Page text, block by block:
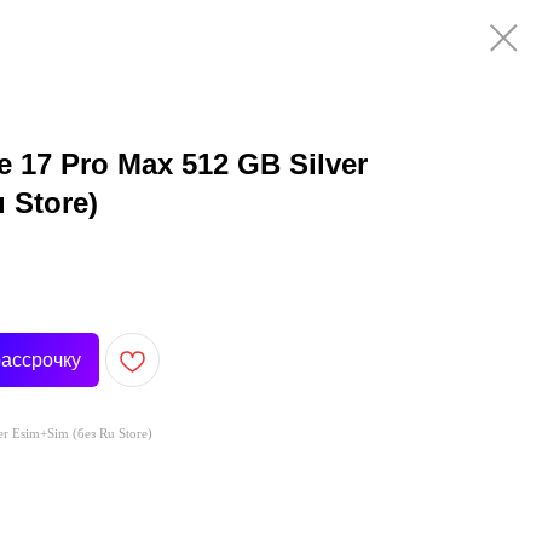
Pro Max 512 GB Silver
Store)
Esim+Sim (без Ru Store)